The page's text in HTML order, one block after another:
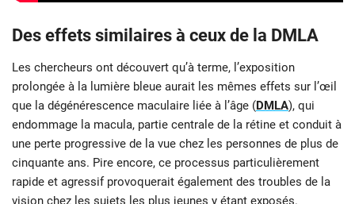
Des effets similaires à ceux de la DMLA
Les chercheurs ont découvert qu’à terme, l’exposition
prolongée à la lumière bleue aurait les mêmes effets sur l’œil
que la dégénérescence maculaire liée à l’âge (DMLA), qui
endommage la macula, partie centrale de la rétine et conduit à
une perte progressive de la vue chez les personnes de plus de
cinquante ans. Pire encore, ce processus particulièrement
rapide et agressif provoquerait également des troubles de la
vision chez les sujets les plus jeunes y étant exposés.